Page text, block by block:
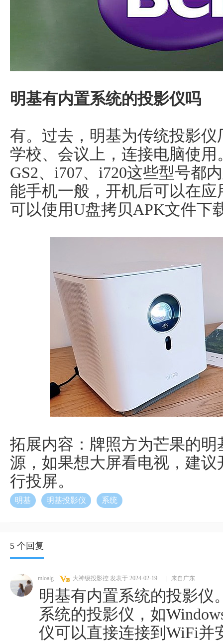
明基有内置系统的投影仪吗
有。过去，明基为传统投影
学校、会议上，连接电脑使用
GS2、i707、i720这些型号都
能手机一般，开机后可以在
可以使用U盘拷贝APK文件下
拓展内容：牌照方为芒果的
源，如果想大屏看电视，建
行投屏。
明基 明基投影仪 系统
5 个回复
mloalg 大神级投影控 发表于 2024-02-19 来自广东
明基有内置系统的投影仪
系统的投影仪，如
仪可以直接连接到WiFi并